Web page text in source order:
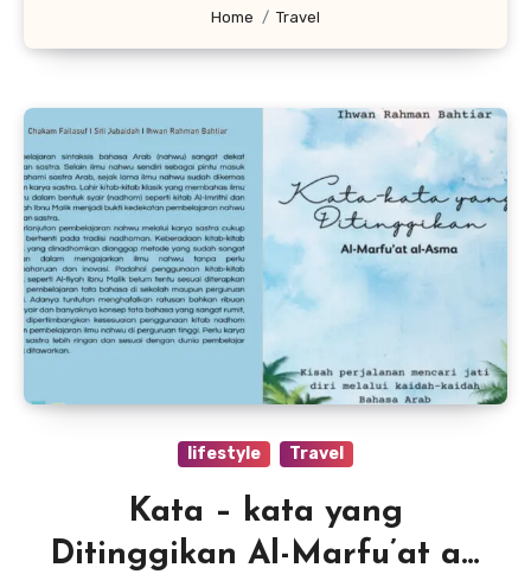
Home Travel
lifestyle Travel
Kata – kata yang
Ditinggikan Al-Marfu’at al-